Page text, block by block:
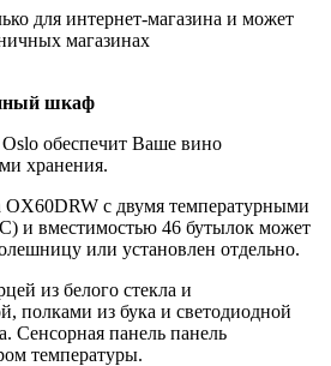
для интернет-магазина и может
магазинах
шкаф
обеспечит Ваше вино
хранения.
с двумя температурными
и вместимостью 46 бутылок может
или установлен отдельно.
из белого стекла и
полками из бука и светодиодной
Сенсорная панель панель
температуры.